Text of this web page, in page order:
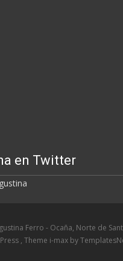
en Twitter
Ferro - Ocaña, Norte de
, Theme i-max by